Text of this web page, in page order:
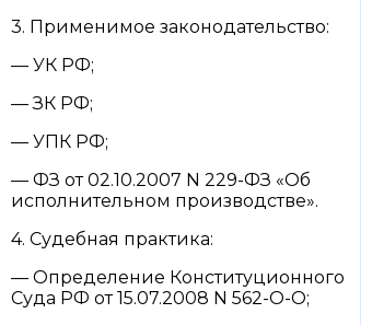
3. Применимое законодательство:
— УК РФ;
— ЗК РФ;
— УПК РФ;
— ФЗ от 02.10.2007 N 229-ФЗ «Об
исполнительном производстве».
4. Судебная практика:
— Определение Конституционного
Суда РФ от 15.07.2008 N 562-О-О;